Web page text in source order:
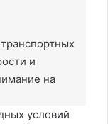
и
на
условий